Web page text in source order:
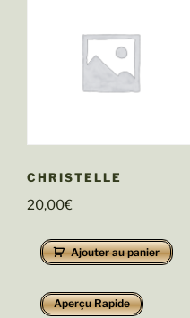
CHRISTELLE
20,00€
Ajouter au panier
Aperçu Rapide